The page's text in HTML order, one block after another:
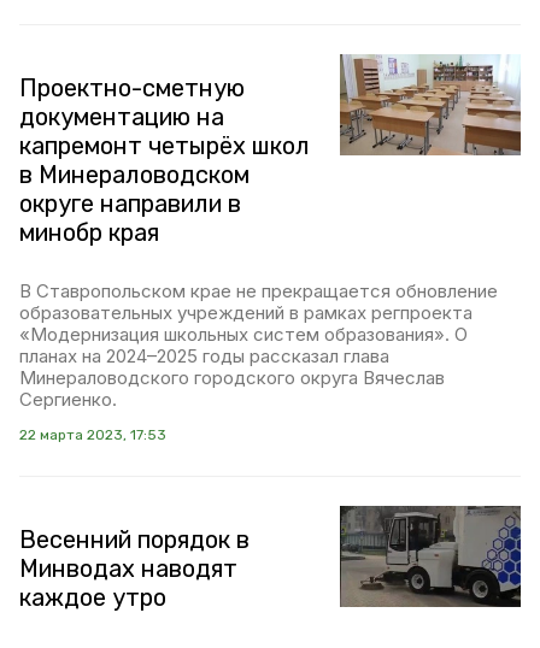
Проектно-сметную
документацию на
капремонт четырёх школ
в Минераловодском
округе направили в
минобр края
В Ставропольском крае не прекращается обновление
образовательных учреждений в рамках регпроекта
«Модернизация школьных систем образования». О
планах на 2024–2025 годы рассказал глава
Минераловодского городского округа Вячеслав
Сергиенко.
22 марта 2023, 17:53
Весенний порядок в
Минводах наводят
каждое утро